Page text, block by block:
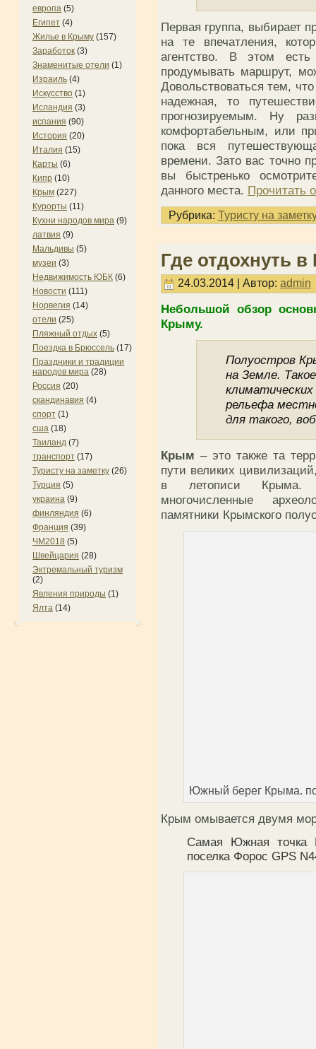
европа (5)
Египет (4)
Жилье в Крыму (157)
Заработок (3)
Знаменитые отели (1)
Израиль (4)
Искусство (1)
Исландия (3)
испания (90)
История (20)
Италия (15)
Карты (6)
Кипр (10)
Крым (227)
Курорты (11)
Кухни народов мира (9)
латвия (9)
Мальдивы (5)
музеи (3)
Недвижимость ЮБК (6)
Новости (111)
Норвегия (14)
отели (25)
Пляжный отдых (5)
Поездка в Брюссель (17)
Праздники и традиции
народов мира (28)
Россия (20)
скандинавия (4)
спорт (1)
сша (18)
Таиланд (7)
транспорт (17)
Туристу на заметку (26)
Турция (5)
украина (9)
финляндия (6)
Франция (39)
ЧМ2018 (5)
Швейцария (28)
Эктремальный туризм
(2)
Явления природы (1)
Ялта (14)
Первая группа, выбирает
на те впечатления,
агентство. В этом
продумывать маршрут,
Довольствоваться тем,
надежная, то
прогнозируемым. Ну
комфортабельным, или
пока вся
времени. Зато вас точно
вы быстренько
данного места. Прочитать
Рубрика: Туристу на
Где отдохнуть
24.03.2014 | Автор: admin
Небольшой обзор
Крыму.
Полуостров
на Земле.
рельефа
для такого,
Крым – это также та
пути великих
в летописи Крыма.
многочисленные
памятники Крымского
Южный берег Крыма.
Крым омывается двумя
Самая Южная точка
поселка Форос GPS